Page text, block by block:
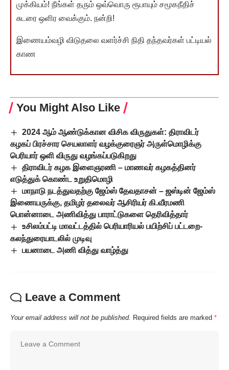
முக்கியம்! நீங்கள் தரும் ஒவ்வொரு ரூபாயும் சமூகநீதிச்
சுடரை ஒளிர வைக்கும். நன்றி!
இணையம்வழி விடுதலை வளர்ச்சி நிதி தந்தவர்கள் பட்டியல்
காண
You Might Also Like
2024 ஆம் ஆண்டுக்கான விசிக விருதுகள்: திராவிடர்
கழகப் பிரச்சார செயலாளர் வழக்குரைஞர் அருள்மொழிக்கு
பெரியார் ஒளி விருது வழங்கப்படுகிறது
திராவிடர் கழக இளைஞரணி – மாணவர் கழகத்தினர்
எடுத்துக் கொண்ட உறுதிமொழி
மாநாடு நடத்துவதற்கு ஜேம்ஸ் தேவதாசன் – ஜஸ்டின் ஜேம்ஸ்
இணையருக்கு, தமிழர் தலைவர் ஆசிரியர் கி.வீரமணி
பொன்னாடை அணிவித்து பாராட்டுகளை தெரிவித்தார்
உசிலம்பட்டி மாவட்டத்தில் பெரியாரியல் பயிற்சிப் பட்டறை-
கலந்துரையாடலில் முடிவு
பயனாடை அணி வித்து வாழ்த்து
Leave a Comment
Your email address will not be published. Required fields are marked *